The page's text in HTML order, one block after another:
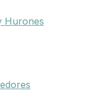
Hurones